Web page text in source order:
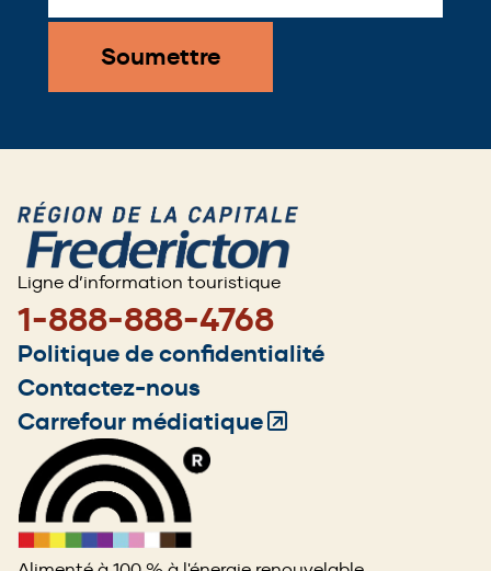
*
Ligne d’information touristique
1-888-888-4768
Footer
menu
Politique de confidentialité
Contactez-nous
Carrefour médiatique(Opens
window)